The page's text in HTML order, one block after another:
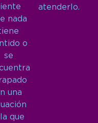
nada
o
se
una
que
atenderlo.